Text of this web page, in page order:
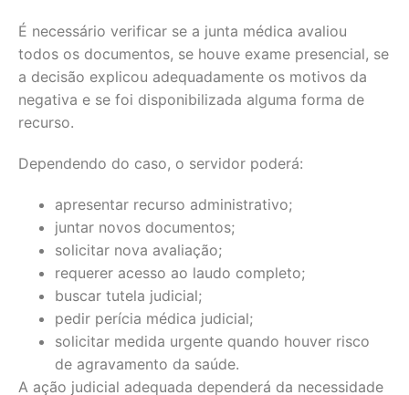
É necessário verificar se a junta médica avaliou
todos os documentos, se houve exame presencial, se
a decisão explicou adequadamente os motivos da
negativa e se foi disponibilizada alguma forma de
recurso.
Dependendo do caso, o servidor poderá:
apresentar recurso administrativo;
juntar novos documentos;
solicitar nova avaliação;
requerer acesso ao laudo completo;
buscar tutela judicial;
pedir perícia médica judicial;
solicitar medida urgente quando houver risco
de agravamento da saúde.
A ação judicial adequada dependerá da necessidade